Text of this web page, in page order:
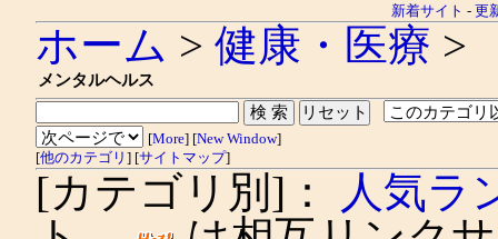
新着サイト - 更
ホーム > 健康・医療 >
メンタルヘルス
[More] [New Window]
[他のカテゴリ ] [サイトマップ]
[カテゴリ別]：
人気ラ